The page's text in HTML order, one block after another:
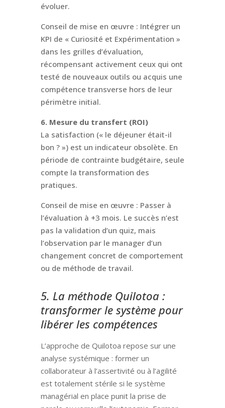
évoluer.
Conseil de mise en œuvre : Intégrer un
KPI de « Curiosité et Expérimentation »
dans les grilles d’évaluation,
récompensant activement ceux qui ont
testé de nouveaux outils ou acquis une
compétence transverse hors de leur
périmètre initial.
6. Mesure du transfert (ROI)
La satisfaction (« le déjeuner était-il
bon ? ») est un indicateur obsolète. En
période de contrainte budgétaire, seule
compte la transformation des
pratiques.
Conseil de mise en œuvre : Passer à
l’évaluation à +3 mois. Le succès n’est
pas la validation d’un quiz, mais
l’observation par le manager d’un
changement concret de comportement
ou de méthode de travail.
5. La méthode Quilotoa :
transformer le système pour
libérer les compétences
L’approche de Quilotoa repose sur une
analyse systémique : former un
collaborateur à l’assertivité ou à l’agilité
est totalement stérile si le système
managérial en place punit la prise de